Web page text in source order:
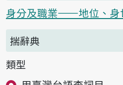
身分及職業——地位、身
揣辭典
類型